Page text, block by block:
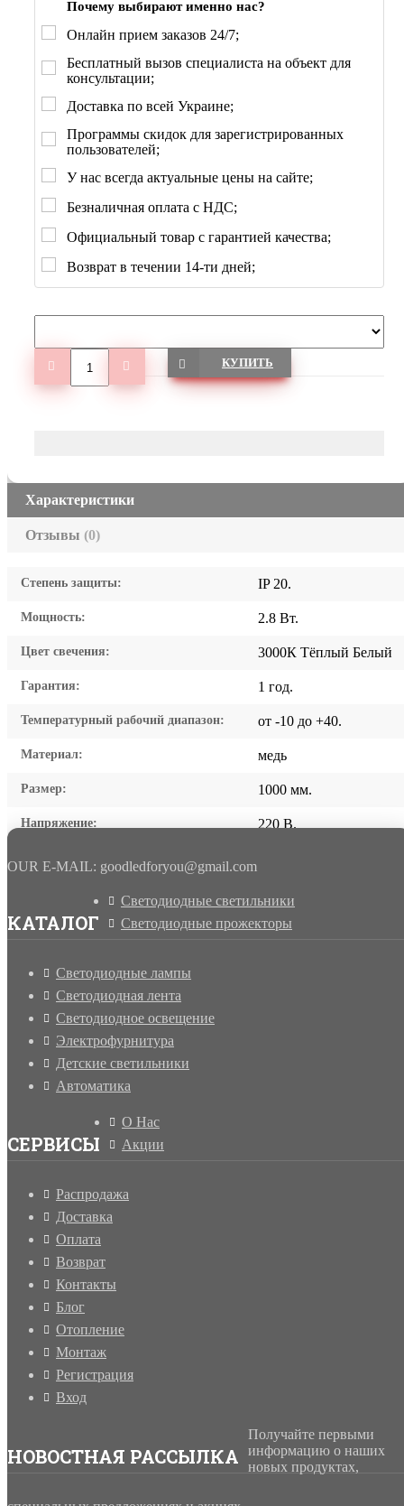
Почему выбирают именно нас?
Онлайн прием заказов 24/7;
Бесплатный вызов специалиста на объект для
консультации;
Доставка по всей Украине;
Программы скидок для зарегистрированных
пользователей;
У нас всегда актуальные цены на сайте;
Безналичная оплата с НДС;
Официальный товар с гарантией качества;
Возврат в течении 14-ти дней;
КУПИТЬ
Характеристики
Отзывы (0)
Степень защиты: IP 20.
Мощность: 2.8 Вт.
Цвет свечения: 3000К Тёплый Белый
Гарантия: 1 год.
Температурный рабочий диапазон: от -10 до +40.
Материал: медь
Размер: 1000 мм.
Напряжение: 220 В.
OUR E-MAIL: goodledforyou@gmail.cоm
КАТАЛОГ
Светодиодные светильники
Светодиодные прожекторы
Светодиодные лампы
Светодиодная лента
Светодиодное освещение
Электрофурнитура
Детские светильники
Автоматика
СЕРВИСЫ
О Нас
Акции
Распродажа
Доставка
Оплата
Возврат
Контакты
Блог
Отопление
Монтаж
Регистрация
Вход
НОВОСТНАЯ РАССЫЛКА
Получайте первыми
информацию о наших
новых продуктах,